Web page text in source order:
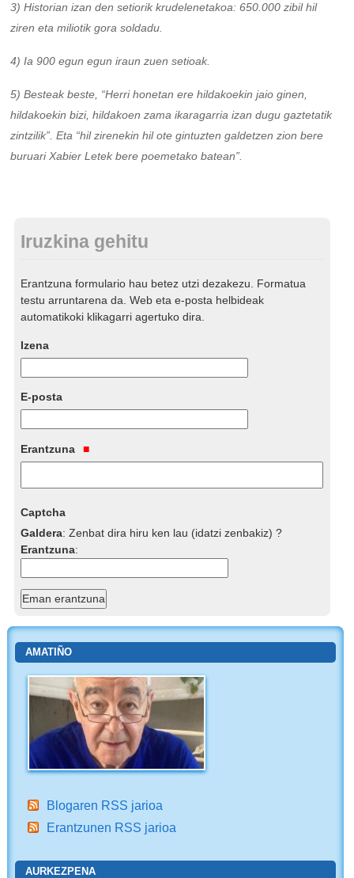
3) Historian izan den setiorik krudelenetakoa: 650.000 zibil hil
ziren eta miliotik gora soldadu.
4) Ia 900 egun egun iraun zuen setioak.
5) Besteak beste, “Herri honetan ere hildakoekin jaio ginen,
hildakoekin bizi, hildakoen zama ikaragarria izan dugu gaztetatik
zintzilik”. Eta “hil zirenekin hil ote gintuzten galdetzen zion bere
buruari Xabier Letek bere poemetako batean”.
Iruzkina gehitu
Erantzuna formulario hau betez utzi dezakezu. Formatua
testu arruntarena da. Web eta e-posta helbideak
automatikoki klikagarri agertuko dira.
Izena
E-posta
Erantzuna
Captcha
Galdera:Zenbat dira hiru ken lau (idatzi zenbakiz) ?
Erantzuna:
AMATIÑO
Blogaren RSS jarioa
Erantzunen RSS jarioa
AURKEZPENA